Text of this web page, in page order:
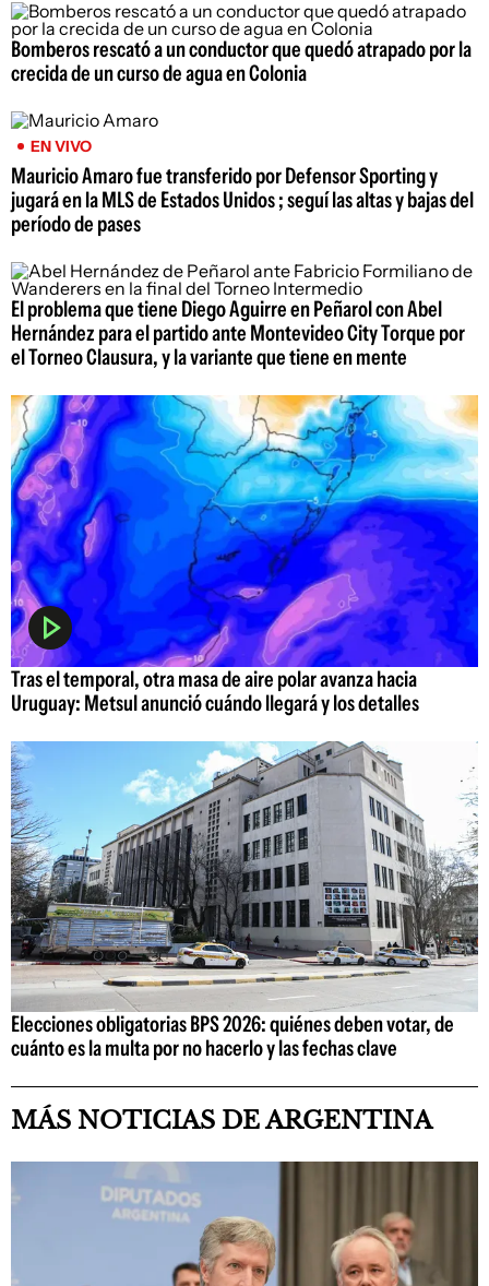
Bomberos rescató a un conductor que quedó atrapado por la
crecida de un curso de agua en Colonia
EN VIVO
Mauricio Amaro fue transferido por Defensor Sporting y
jugará en la MLS de Estados Unidos ; seguí las altas y bajas del
período de pases
El problema que tiene Diego Aguirre en Peñarol con Abel
Hernández para el partido ante Montevideo City Torque por
el Torneo Clausura, y la variante que tiene en mente
Tras el temporal, otra masa de aire polar avanza hacia
Uruguay: Metsul anunció cuándo llegará y los detalles
Elecciones obligatorias BPS 2026: quiénes deben votar, de
cuánto es la multa por no hacerlo y las fechas clave
MÁS NOTICIAS DE ARGENTINA